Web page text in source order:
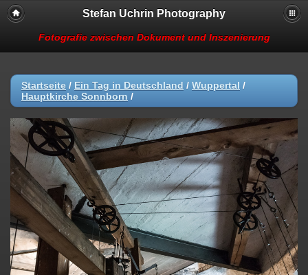
Stefan Uchrin Photography
Fotografie zwischen Dokument und Inszenierung
Startseite / Ein Tag in Deutschland / Wuppertal /
Hauptkirche Sonnborn /